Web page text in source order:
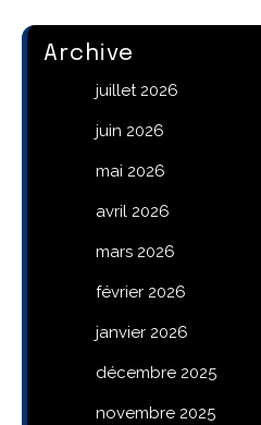
Archive
juillet 2026
juin 2026
mai 2026
avril 2026
mars 2026
février 2026
janvier 2026
décembre 2025
novembre 2025